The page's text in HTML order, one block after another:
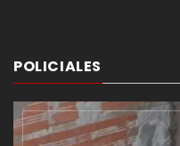
POLICIALES